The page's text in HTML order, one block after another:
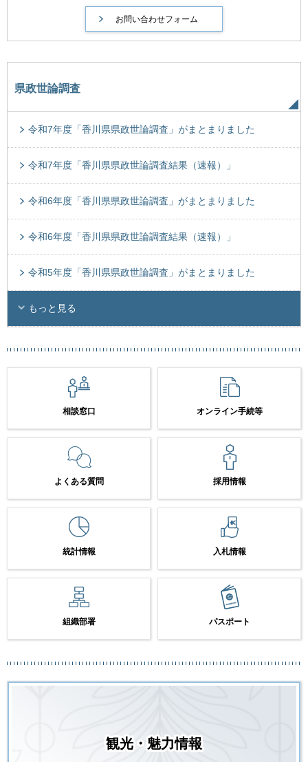
県政世論調査
令和7年度「香川県県政世論調査」がまとまりました
令和7年度「香川県県政世論調査結果（速報）」
令和6年度「香川県県政世論調査」がまとまりました
令和6年度「香川県県政世論調査結果（速報）」
令和5年度「香川県県政世論調査」がまとまりました
もっと見る
相談窓口 オンライン手続等
よくある質問 採用情報
統計情報 入札情報
組織部署 パスポート
観光・魅力情報